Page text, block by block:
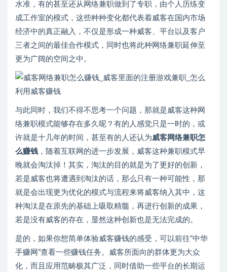
水准，有的甚至还从网络兼职做到了专职，由个人历练变
成工作室的模式，这些种种变化都代表着威客在国内市场
经济中的真正融入，不仅是形成一种威客、平台以及客户
三者之间的最佳合作模式，同时也将此种网络兼职延伸至
更为广阔的空间之中。
与此同时，我们不得不思考一个问题，那就是威客这种网
络兼职模式能够存在多久呢？有的人感觉只是一时的，或
许就是十几年的时间，甚至有的人还认为威客网络兼职怎
么赚钱 ，随着互联网的进一步发展，威客这种兼职模式早
晚就会淘汰掉！其实，淘汰的目的就是为了更好的创新，
若是威客也将遭遇到淘汰的话，那么只有一种可能性，那
就是会出现更为优化的模式与流程来将威客纳入其中，这
种淘汰是在原先的基础上吸取精髓，再进行创新的成果，
若是没有威客的存在，显然这种创新也是无法完成的。
是的，如果你想简单体验威客赚钱的感受，可以前往“中华
手赚网”查看一些赚钱任务。威客所面向的群体更为大众
化，而且应用范畴极其广泛，同时借助一些平台的长期运